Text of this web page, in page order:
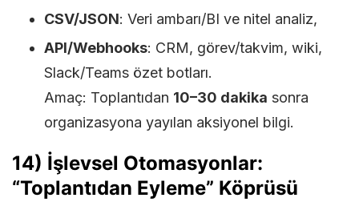
CSV/JSON: Veri ambarı/BI ve nitel analiz,
API/Webhooks: CRM, görev/takvim, wiki,
Slack/Teams özet botları.
Amaç: Toplantıdan 10–30 dakika sonra
organizasyona yayılan aksiyonel bilgi.
14) İşlevsel Otomasyonlar:
“Toplantıdan Eyleme” Köprüsü